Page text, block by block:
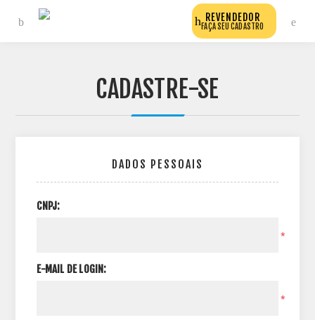
REVENDEDOR
FAÇA SEU CADASTRO
CADASTRE-SE
DADOS PESSOAIS
CNPJ:
*
E-MAIL DE LOGIN:
*